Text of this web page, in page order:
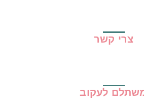
צרי קשר
לעקוב